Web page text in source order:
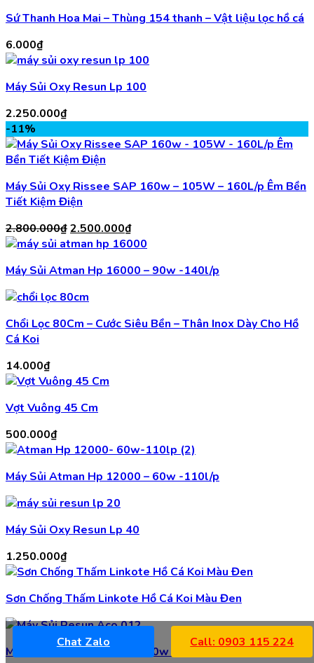
Sứ Thanh Hoa Mai – Thùng 154 thanh – Vật liệu lọc hồ cá
6.000₫
Máy Sủi Oxy Resun Lp 100
2.250.000₫
-11%
Máy Sủi Oxy Rissee SAP 160w – 105W – 160L/p Êm Bền
Tiết Kiệm Điện
2.800.000₫Giá
gốc
2.800.000₫.
2.500.000₫Giá
hiện
là:
Máy Sủi Atman Hp 16000 – 90w -140l/p
Chổi Lọc 80Cm – Cước Siêu Bền – Thân Inox Dày Cho Hồ
Cá Koi
14.000₫
Vợt Vuông 45 Cm
500.000₫
Máy Sủi Atman Hp 12000 – 60w -110l/p
Máy Sủi Oxy Resun Lp 40
1.250.000₫
Sơn Chống Thấm Linkote Hồ Cá Koi Màu Đen
Máy Sủi Resun Aco 012 -390w -158 l/p
Chat Zalo Call: 0903 115 224